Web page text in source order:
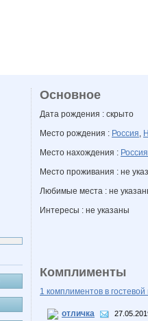
Основное
Дата рождения : скрыто
Место рождения : Россия,
Место нахождения : Россия
Место проживания : не
Любимые места : не
Интересы : не указаны
Комплименты
1 комплиментов в гостевой
отличка